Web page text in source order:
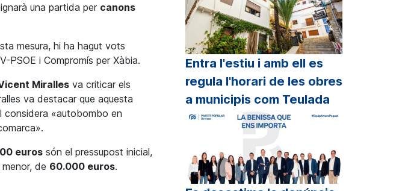
una partida per canons
mesura, hi ha hagut vots
PSOE i Compromís per Xàbia.
Miralles va criticar els
va destacar que aquesta
considera «autobombo en
euros són el pressupost inicial,
de 60.000 euros.
Entra l'estiu i amb ell es
regula l'horari de les obres
a municipis com Teulada